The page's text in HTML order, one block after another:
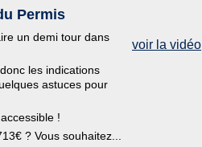
Permis
voir la vidéo
un demi tour dans
les indications
astuces pour
!
? Vous souhaitez...